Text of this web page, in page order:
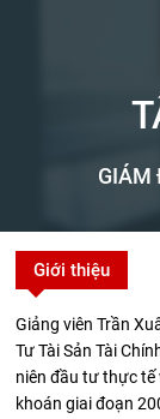
GIÁM
Giới thiệu
Giảng viên Trần
Tư Tài Sản Tài
niên đầu tư thực
khoán giai đoạn